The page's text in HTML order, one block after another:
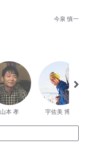
今泉 慎一
山本 孝 宇佐美 博之